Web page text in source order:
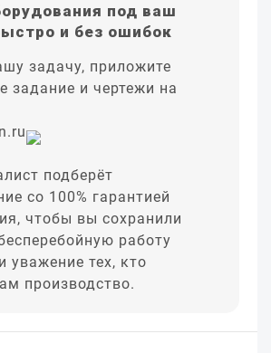
под ваш
и без ошибок
задачу, приложите
задание и чертежи на
подберёт
со 100% гарантией
чтобы вы сохранили
работу
уважение тех, кто
производство.